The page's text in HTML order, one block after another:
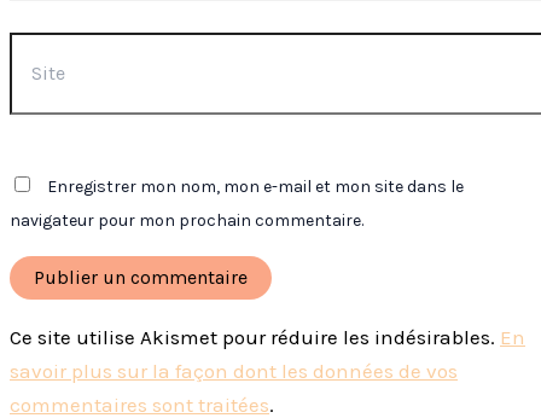
Enregistrer mon nom, mon e-mail et mon site dans le
navigateur pour mon prochain commentaire.
Ce site utilise Akismet pour réduire les indésirables. En
savoir plus sur la façon dont les données de vos
commentaires sont traitées.